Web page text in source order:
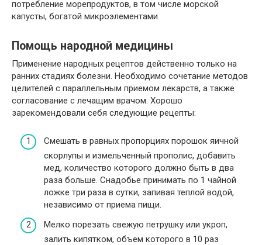
потребление морепродуктов, в том числе морской
капусты, богатой микроэлементами.
Помощь народной медицины
Применение народных рецептов действенно только на
ранних стадиях болезни. Необходимо сочетание методов
целителей с параллельным приемом лекарств, а также
согласование с лечащим врачом. Хорошо
зарекомендовали себя следующие рецепты:
Смешать в равных пропорциях порошок яичной
скорлупы и измельченный прополис, добавить
мед, количество которого должно быть в два
раза больше. Снадобье принимать по 1 чайной
ложке три раза в сутки, запивая теплой водой,
независимо от приема пищи.
Мелко порезать свежую петрушку или укроп,
залить кипятком, объем которого в 10 раз